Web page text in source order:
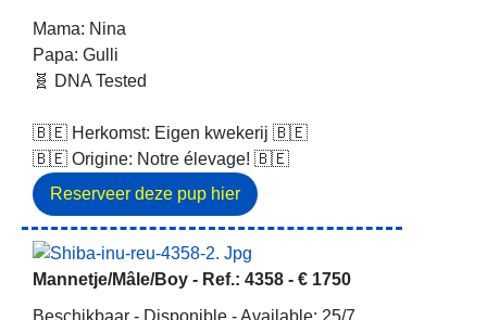
Mama: Nina
Papa: Gulli
🧬 DNA Tested
🇧🇪 Herkomst: Eigen kwekerij 🇧🇪
🇧🇪 Origine: Notre élevage! 🇧🇪
Mannetje/Mâle/Boy - Ref.: 4358 - € 1750